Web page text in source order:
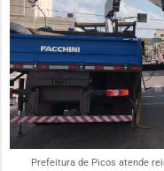
Prefeitura de Picos atende